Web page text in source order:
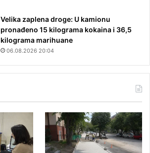
Velika zaplena droge: U kamionu
pronađeno 15 kilograma kokaina i 36,5
kilograma marihuane
06.08.2026 20:04